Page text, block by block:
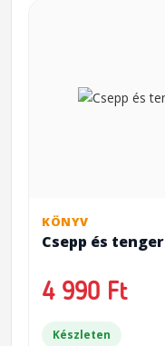
KÖNYV
Csepp és tenger
4 990 Ft
Készleten